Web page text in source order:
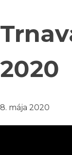
2020
8. mája 2020